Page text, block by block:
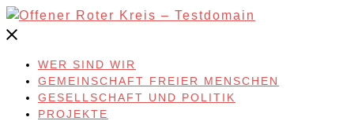
Skip
to
WER SIND WIR
GEMEINSCHAFT FREIER MENSCHEN
GESELLSCHAFT UND POLITIK
PROJEKTE